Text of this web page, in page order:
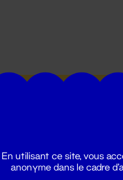
En utilisant ce site, vous
anonyme dans le cadre